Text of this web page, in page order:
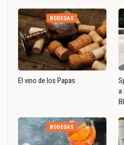
BODEGAS
El vino de los Papas
a
BODEGAS